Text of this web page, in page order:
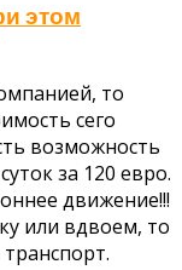
этом
то
сего
возможность
за 120 евро.
движение!!!
или вдвоем, то